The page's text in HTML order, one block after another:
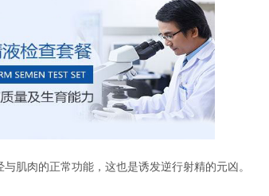
肉的正常功能，这也是诱发逆行射精的元凶。